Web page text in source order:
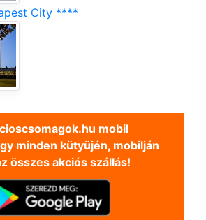
City ****
mobil
minden kütyüjén, mobilján
összes akciós szállás!